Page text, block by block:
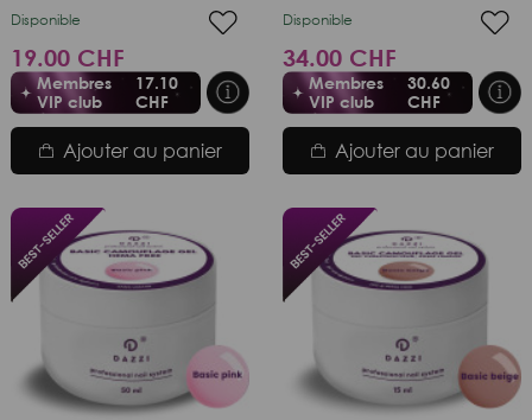
Disponible
19.00 CHF
Membres
VIP club
17.10
CHF
Ajouter au panier
Disponible
34.00 CHF
Membres
VIP club
30.60
CHF
Ajouter au panier